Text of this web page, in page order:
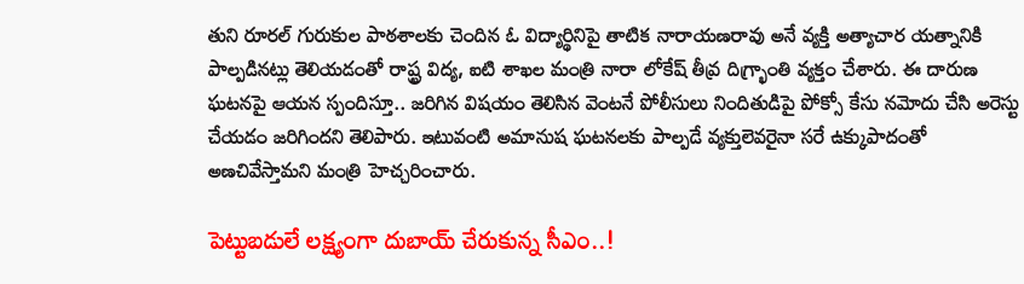
తుని రూరల్ గురుకుల పాఠశాలకు చెందిన ఓ విద్యార్థినిపై తాటిక నారాయణరావు అనే వ్యక్తి అత్యాచార యత్నానికి
పాల్పడినట్లు తెలియడంతో రాష్ట్ర విద్య, ఐటి శాఖల మంత్రి నారా లోకేష్ తీవ్ర దిగ్భ్రాంతి వ్యక్తం చేశారు. ఈ దారుణ
ఘటనపై ఆయన స్పందిస్తూ.. జరిగిన విషయం తెలిసిన వెంటనే పోలీసులు నిందితుడిపై పోక్సో కేసు నమోదు చేసి అరెస్టు
చేయడం జరిగిందని తెలిపారు. ఇటువంటి అమానుష ఘటనలకు పాల్పడే వ్యక్తులెవరైనా సరే ఉక్కుపాదంతో
అణచివేస్తామని మంత్రి హెచ్చరించారు.
పెట్టుబడులే లక్ష్యంగా దుబాయ్ చేరుకున్న సీఎం..!